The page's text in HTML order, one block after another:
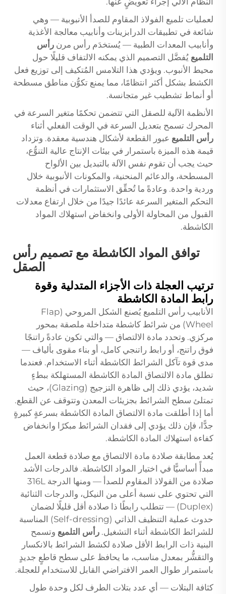
لعمليات تلميع الفولاذ المقاوم للصدأ الأنبوبية — وهي
شائعة في تطبيقات الدرابزينات وأنابيب معالجة الأغذية
وأنابيب المعدات الطبية — يُستخدَم رأس مرن رأس
التلميع يُفضَّل التصميم الذي يمكنه الالتفاف قليلًا حول
محيط الأنبوب. ويؤدي هذا التلامس المُتكيف إلى توزيع فعل
الكشط بشكل أكثر انتظامًا، مما يمنع تكوُّن مناطق مسطحة
أو أنماط تشطيب غير متجانسة.
الأنظمة الآلية للصقل التي تتضمن تحكمًا متغير السرعة في
المحرك تسمح بتعديل السرعة في الوقت الفعلي أثناء
رأس التلميع عبور القطعة لأشكال هندسية معقدة. وتزداد
قيمة هذه الميزة باستمرار في بيئات الإنتاج عالية التنوُّع،
حيث يجب أن تقوم نفس الآلة بالتبديل بين الألواح
المسطحة، والدعائم المنحنية، والمكونات الأنبوبية خلال
وردية واحدة. وعادةً ما تُحقِّق الاستثمارات في أنظمة
التحكم المتغير السرعة عائدًا جيدًا من خلال ارتفاع معدلات
القبول من المحاولة الأولى وانخفاض استهلاك المواد
الكاشطة.
توافق المواد الكاشطة مع تصميم رأس
الصقل
ترتيب العجلة ذات الأجزاء المتدلية وقوة
رابط المادة الكاشطة
الأنابيب رأس التلميع
يُصنع الشكل المروحي (Flap
Wheel) من شرائط كاشطة متداخلة ملصقة بمحور
مركزي. وتحدد مادة الالتصاق — والتي تكون عادةً راتنجًا
فوق راتنج، أو رابط راتنجي كامل، أو بناء مقوى بألياف —
مدى قوة تآكل الشرائط الكاشطة أثناء الاستخدام. فعندما
تطلق مادة الالتصاق المادة الكاشطة المستهلكة ببطءٍ
شديد، يؤدي ذلك إلى ظاهرة التزجيج (Glazing)، حيث
تمتلئ سطح الشرائط بجزيئات المعدن وتتوقف عن القطع.
أما إذا أطلقت مادة الالتصاق المادة الكاشطة بسرعةٍ كبيرةٍ
جدًّا، فإن ذلك يؤدي إلى فقدان الشرائط مبكرًا وانخفاض
كفاءة استهلاك المادة الكاشطة.
يُعد مطابقة صلادة مادة الالتصاق مع صلادة قطعة العمل
مبدأً أساسيًّا في اختيار المواد الكاشطة. فالدرجات الأشد
صلادة من الفولاذ المقاوم للصدأ — ومنها الدرجة 316L
التي تحتوي على نسبة أعلى من النيكل، والدرجات الثنائية
(Duplex) — تتطلب رابطًا ذا صلادة أقل قليلًا لضمان
حدوث عملية التنظيف الذاتي (Self-dressing) المناسبة
للشرائط الكاشطة أثناء التشغيل. رأس التلميع وتسمح
البنية ذات الرابط الأقل صلادة لكشط الشرائط بالانكسار
والتقشُّر بمعدل مناسب، ما يحافظ على سطح قاطعٍ جديدٍ
باستمرار طوال العمر الافتراضي القابل للاستخدام للعجلة.
كثافة البتلات — أي عدد بتلات الطرف لكل وحدة طول